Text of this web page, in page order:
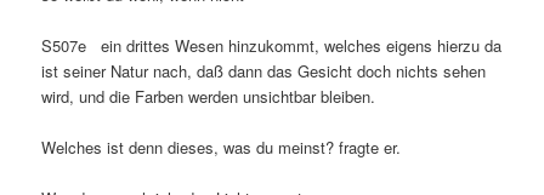
S507e ein drittes Wesen hinzukommt, welches eigens hierzu da
ist seiner Natur nach, daß dann das Gesicht doch nichts sehen
wird, und die Farben werden unsichtbar bleiben.
Welches ist denn dieses, was du meinst? fragte er.